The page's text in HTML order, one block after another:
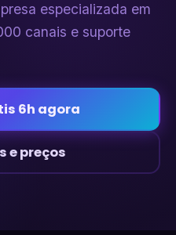
especializada em
canais e suporte
6h agora
e preços